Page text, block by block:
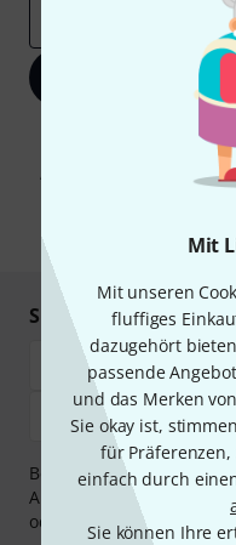
Mit
Mit unseren
fluffiges
dazugehört
passende
und das Merken
Sie okay ist,
für
einfach durch
Sie können Ihre
Mit Klick auf „Jetzt
Werbung und einer
Abmeldung ist jederzeit
unseren
Sicher einkaufen &
Bezahlen Sie vertraulich
Amazon Pay,Klarna
oder Kreditkarte.